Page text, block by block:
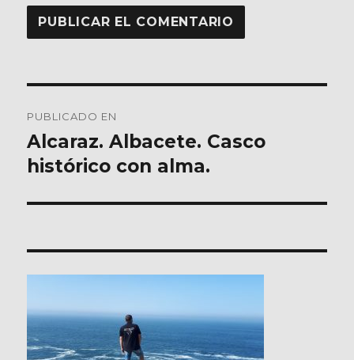
de
entradas
PUBLICADO EN
Alcaraz. Albacete. Casco
histórico con alma.